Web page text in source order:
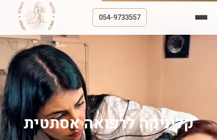
054-9733557
קליניקה לרפואה אסתטית